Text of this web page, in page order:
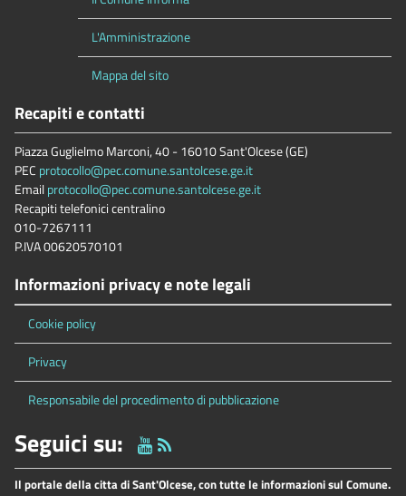
L'Amministrazione
Mappa del sito
Recapiti e contatti
Piazza Guglielmo Marconi, 40 - 16010 Sant'Olcese (GE)
PEC protocollo@pec.comune.santolcese.ge.it
Emailprotocollo@pec.comune.santolcese.ge.it
Recapiti telefonici centralino
010-7267111
P.IVA 00620570101
Informazioni privacy e note legali
Cookie policy
Privacy
Responsabile del procedimento di pubblicazione
Seguici su:
Il portale della citta di Sant'Olcese, con tutte le informazioni sul Comune.